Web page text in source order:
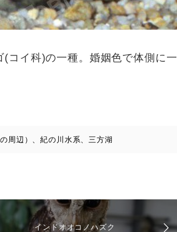
コイ科)の一種。婚姻色で体側に一
周辺）、紀の川水系、三方湖
インドオオコノハズク